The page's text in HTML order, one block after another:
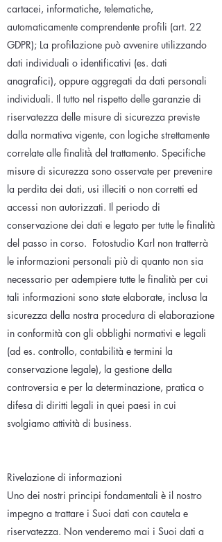
cartacei, informatiche, telematiche,
automaticamente comprendente profili (art. 22
GDPR); La profilazione può avvenire utilizzando
dati individuali o identificativi (es. dati
anagrafici), oppure aggregati da dati personali
individuali. Il tutto nel rispetto delle garanzie di
riservatezza delle misure di sicurezza previste
dalla normativa vigente, con logiche strettamente
correlate alle finalità̀ del trattamento. Specifiche
misure di sicurezza sono osservate per prevenire
la perdita dei dati, usi illeciti o non corretti ed
accessi non autorizzati. Il periodo di
conservazione dei dati e legato per tutte le finalità
del passo in corso. Fotostudio Karl non tratterrà
le informazioni personali più di quanto non sia
necessario per adempiere tutte le finalità per cui
tali informazioni sono state elaborate, inclusa la
sicurezza della nostra procedura di elaborazione
in conformità con gli obblighi normativi e legali
(ad es. controllo, contabilità e termini la
conservazione legale), la gestione della
controversia e per la determinazione, pratica o
difesa di diritti legali in quei paesi in cui
svolgiamo attività di business.
Rivelazione di informazioni
Uno dei nostri principi fondamentali è il nostro
impegno a trattare i Suoi dati con cautela e
riservatezza. Non venderemo mai i Suoi dati a